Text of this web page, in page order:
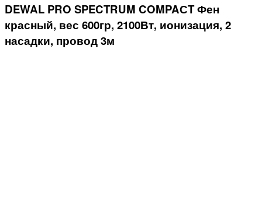
DEWAL PRO SPECTRUM COMPAСT Фен
красный, вес 600гр, 2100Вт, ионизация, 2
насадки, провод 3м